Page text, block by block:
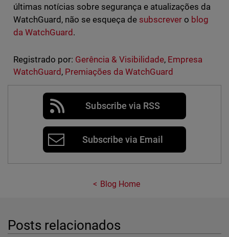
últimas notícias sobre segurança e atualizações da
WatchGuard, não se esqueça de subscrever o blog
da WatchGuard .
Registrado por: Gerência & Visibilidade, Empresa
WatchGuard , Premiações da WatchGuard
Subscribe via RSS
Subscribe via Email
Blog Home
Posts relacionados